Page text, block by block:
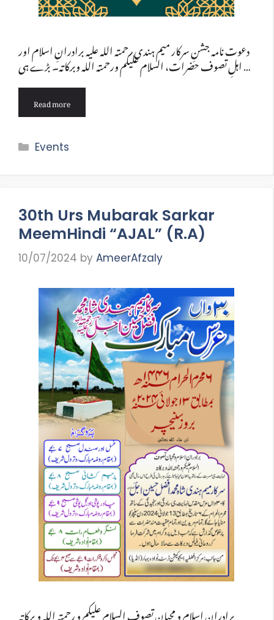
دعوت نامہ جشنِ سرکار میم ہندی رحمتہ اللہ علیہ برادرانِ اسلام اور
اہلِ تصوف حضرات، السلام علیکم ورحمتہ اللہ وبرکاتہ۔ بڑے ہی …
Read more
Categories
Events
30th Urs Mubarak Sarkar
MeemHindi “AJAL” (R.A)
10/07/2024 by AmeerAfzaly
برادرانِ اسلام و محبان تصوف السلام علیکم و رحمتہ اللہ و برکاتہ